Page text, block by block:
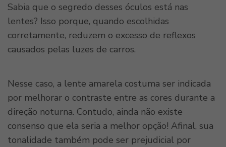
Sabia que o segredo desses óculos está nas
lentes? Isso porque, quando escolhidas
corretamente, reduzem o excesso de reflexos
causados pelas luzes de carros.
Nesse caso, a lente amarela costuma ser indicada
por melhorar o contraste entre as cores durante a
direção noturna. Contudo, ainda não existe
consenso que ela seria a melhor opção! Afinal, sua
tonalidade também pode ser prejudicial por